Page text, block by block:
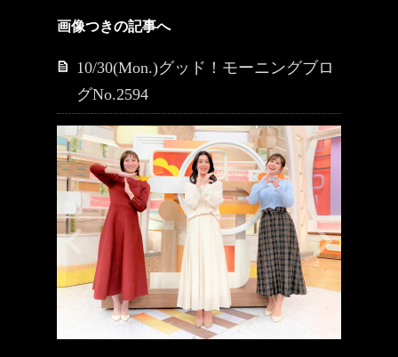
画像つきの記事へ
10/30(Mon.)グッド！モーニングブロ
グNo.2594